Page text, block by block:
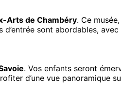
Arts de Chambéry. Ce
sont abordables,
. Vos enfants seront
d’une vue panoramique